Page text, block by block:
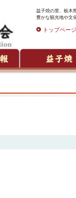
益子焼の里、栃木
豊かな観光地や文
トップページ